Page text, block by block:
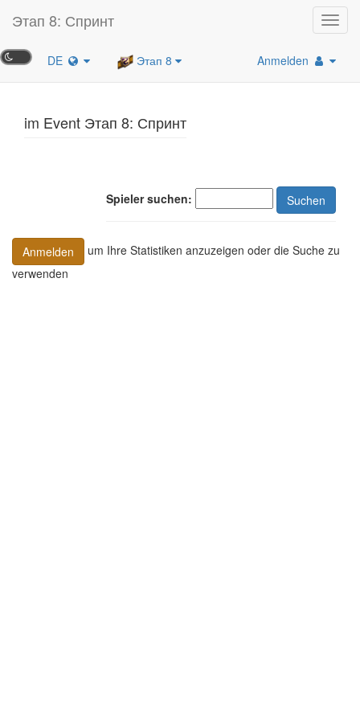
Этап 8: Спринт
DE Этап 8 Anmelden
im Event Этап 8: Спринт
Spieler suchen: Suchen
Anmelden
um Ihre Statistiken anzuzeigen oder die Suche zu
verwenden